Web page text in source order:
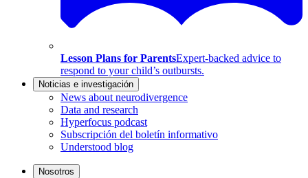
Lesson Plans for ParentsExpert-backed advice to
respond to your child’s outbursts.
Noticias e investigación
News about neurodivergence
Data and research
Hyperfocus podcast
Subscripción del boletín informativo
Understood blog
Nosotros